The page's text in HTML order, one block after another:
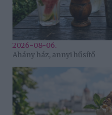
2026-08-06.
Ahány ház, annyi hűsítő